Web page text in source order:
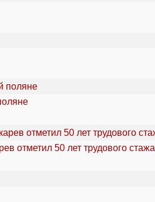
отметил 50 лет трудового стажа